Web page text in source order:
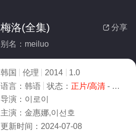
 分享
梅洛(全集)
别名：meiluo
韩国 伦理 2014
1.0
语言： 韩语 状态： 正片/高清- 免费在线观看
导演： 이로이
主演： 金惠娜,이선호
更新时间： 2024-07-08